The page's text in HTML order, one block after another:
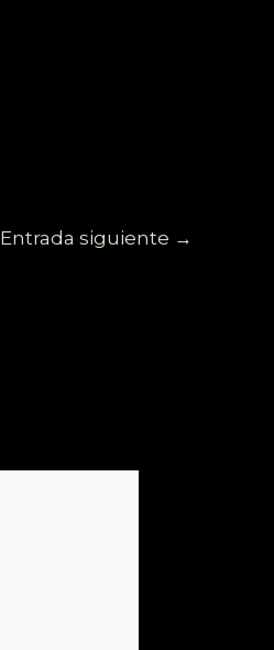
Entrada siguiente →